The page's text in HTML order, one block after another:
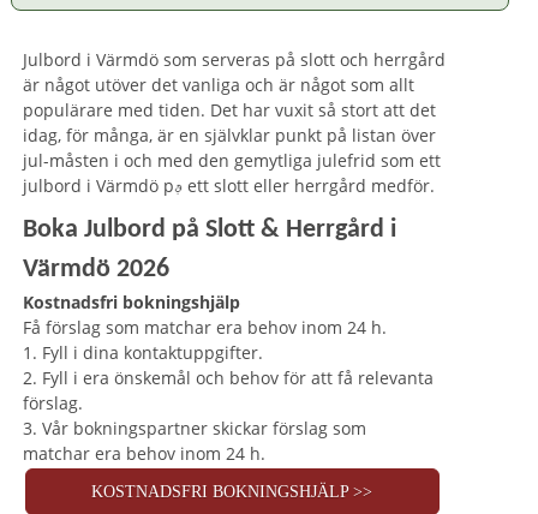
Julbord i Värmdö som serveras på slott och herrgård
är något utöver det vanliga och är något som allt
populärare med tiden. Det har vuxit så stort att det
idag, för många, är en självklar punkt på listan över
jul-måsten i och med den gemytliga julefrid som ett
julbord i Värmdö pࢵ ett slott eller herrgård medför.
Boka Julbord på Slott & Herrgård i
Värmdö 2026
Kostnadsfri bokningshjälp
Få förslag som matchar era behov inom 24 h.
1. Fyll i dina kontaktuppgifter.
2. Fyll i era önskemål och behov för att få relevanta
förslag.
3. Vår bokningspartner skickar förslag som
matchar era behov inom 24 h.
KOSTNADSFRI BOKNINGSHJÄLP >>